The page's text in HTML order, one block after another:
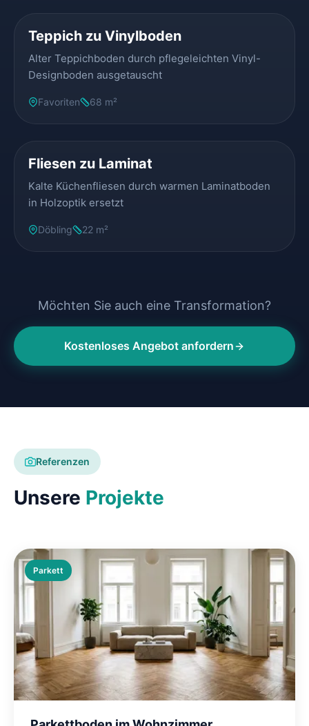
Teppich zu Vinylboden
Alter Teppichboden durch pflegeleichten Vinyl-
Designboden ausgetauscht
Favoriten 68 m²
Fliesen zu Laminat
Kalte Küchenfliesen durch warmen Laminatboden
in Holzoptik ersetzt
Döbling 22 m²
Möchten Sie auch eine Transformation?
Kostenloses Angebot anfordern
Referenzen
Unsere Projekte
Parkett